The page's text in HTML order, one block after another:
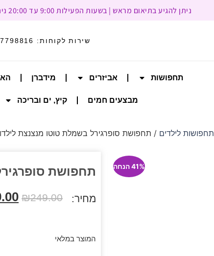
ניתן להגיע בתיאום מראש | בשעות הפעילות 9:00 עד 20:00 ניתן לרכוש במקום , מרחוב ז’בוטינסקי 93, רמת גן
שירות לקוחות:
תחפושות אביזרים מידברן
מבצעים חמים קיץ, ים ובריכה
תחפושות לילדים / תחפושת סופרגירל בשמלת טוטו מנצנצת
41% הנחה תחפושת
מחיר: ₪249.00
המוצר במלאי